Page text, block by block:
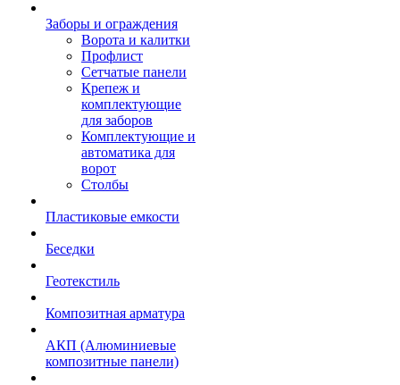
Заборы и ограждения
Ворота и калитки
Профлист
Сетчатые панели
Крепеж и
комплектующие
для заборов
Комплектующие и
автоматика для
ворот
Столбы
Пластиковые емкости
Беседки
Геотекстиль
Композитная арматура
АКП (Алюминиевые
композитные панели)